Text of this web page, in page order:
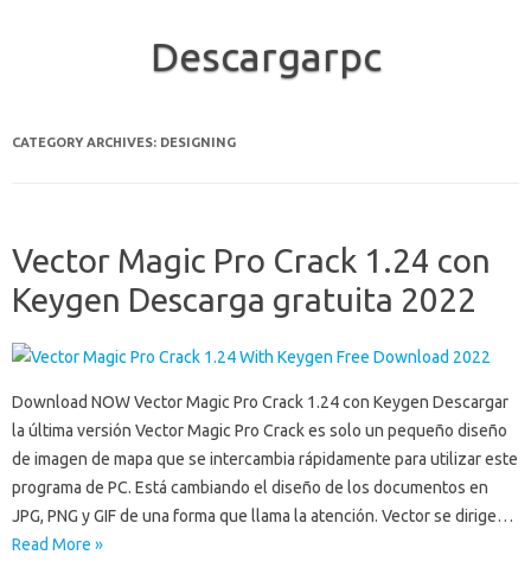
Descargarpc
CATEGORY ARCHIVES: DESIGNING
Vector Magic Pro Crack 1.24 con
Keygen Descarga gratuita 2022
Download NOW Vector Magic Pro Crack 1.24 con Keygen Descargar
la última versión Vector Magic Pro Crack es solo un pequeño diseño
de imagen de mapa que se intercambia rápidamente para utilizar este
programa de PC. Está cambiando el diseño de los documentos en
JPG, PNG y GIF de una forma que llama la atención. Vector se dirige…
Read More »